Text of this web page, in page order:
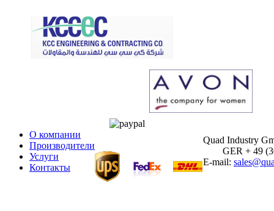
О компании
Производители
Услуги
Контакты
Quad Industry
GER + 49
E-mail: